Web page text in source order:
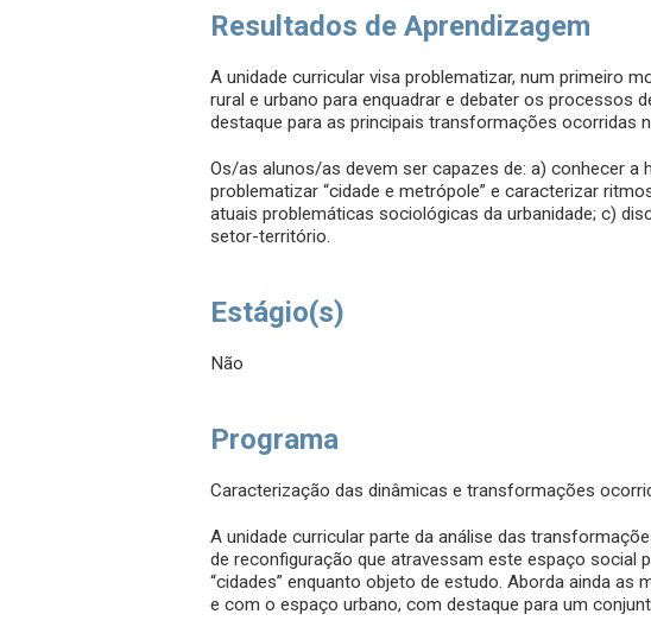
Resultados de Aprendizagem
A unidade curricular visa problematizar, num primeiro
rural e urbano para enquadrar e debater os
destaque para as principais transformações ocorridas
Os/as alunos/as devem ser capazes de: a) conhecer a
problematizar “cidade e metrópole” e caracterizar
atuais problemáticas sociológicas da urbanidade; c)
setor-território.
Estágio(s)
Não
Programa
Caracterização das dinâmicas e transformações
A unidade curricular parte da análise das
de reconfiguração que atravessam este espaço social
“cidades” enquanto objeto de estudo. Aborda ainda as
e com o espaço urbano, com destaque para um